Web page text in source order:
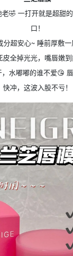
🤣 一打开就是超甜
口！
分超安心~ 睡前厚敷
全掉光光，嘴唇嫩到
水嘟嘟的谁不爱😘
快冲，这波入股不亏！